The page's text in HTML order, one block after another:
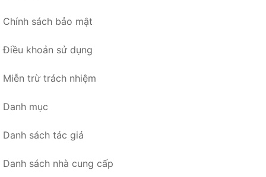
Chính sách bảo mật
Điều khoản sử dụng
Miễn trừ trách nhiệm
Danh mục
Danh sách tác giả
Danh sách nhà cung cấp